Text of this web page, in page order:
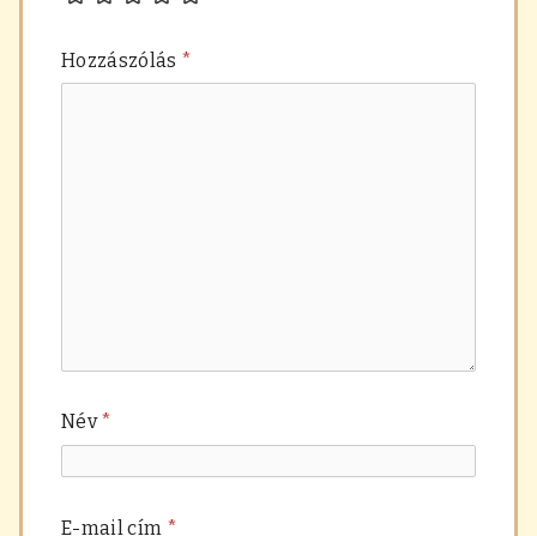
Hozzászólás *
Név*
E-mail cím *